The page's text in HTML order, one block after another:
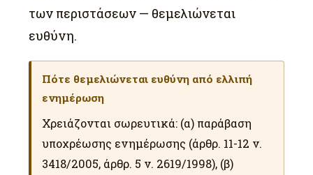
των περιστάσεων — θεμελιώνεται
ευθύνη.
Πότε θεμελιώνεται ευθύνη από ελλιπή
ενημέρωση
Χρειάζονται σωρευτικά: (α) παράβαση
υποχρέωσης ενημέρωσης (άρθρ. 11-12 ν.
3418/2005, άρθρ. 5 ν. 2619/1998), (β)